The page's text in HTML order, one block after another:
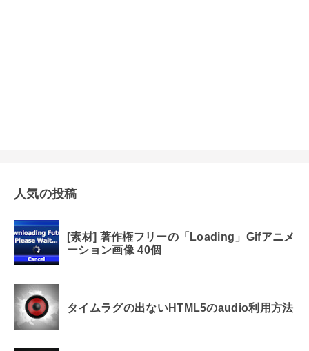
人気の投稿
[素材] 著作権フリーの「Loading」Gifアニメ
ーション画像 40個
タイムラグの出ないHTML5のaudio利用方法